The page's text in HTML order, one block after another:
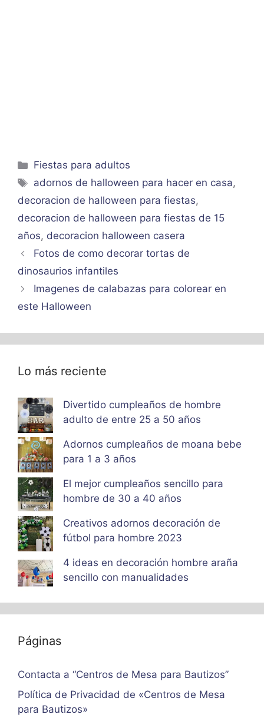
Categorías
Fiestas para adultos
Etiquetas
adornos de halloween para hacer en casa,
decoracion de halloween para fiestas,
decoracion de halloween para fiestas de 15
años, decoracion halloween casera
Fotos de como decorar tortas de
dinosaurios infantiles
Imagenes de calabazas para colorear en
este Halloween
Lo más reciente
Divertido cumpleaños de hombre
adulto de entre 25 a 50 años
Adornos cumpleaños de moana bebe
para 1 a 3 años
El mejor cumpleaños sencillo para
hombre de 30 a 40 años
Creativos adornos decoración de
fútbol para hombre 2023
4 ideas en decoración hombre araña
sencillo con manualidades
Páginas
Contacta a “Centros de Mesa para Bautizos”
Política de Privacidad de «Centros de Mesa
para Bautizos»